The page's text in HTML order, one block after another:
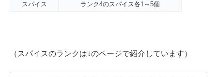
スパイス
ランク4のスパイス各1～5個
（スパイスのランクは↓のページで紹介しています）